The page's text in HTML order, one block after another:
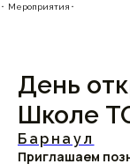
⬝ Мероприятия⬝
День
Школе
Барнаул
Приглашаем